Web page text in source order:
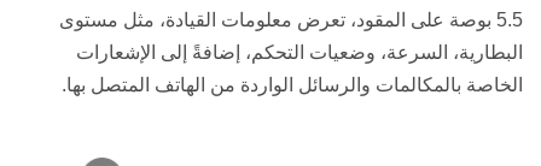
5.5 بوصة على المقود، تعرض معلومات القيادة، مثل مستوى
البطارية، السرعة، وضعيات التحكم، إضافةً إلى الإشعارات
الخاصة بالمكالمات والرسائل الواردة من الهاتف المتصل بها.